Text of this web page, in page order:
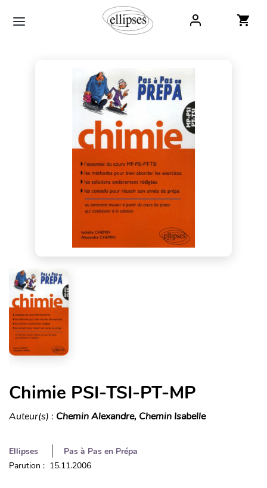
Chimie PSI-TSI-PT-MP
Auteur(s) : Chemin Alexandre, Chemin Isabelle
Ellipses
Pas à Pas en Prépa
Parution : 15.11.2006